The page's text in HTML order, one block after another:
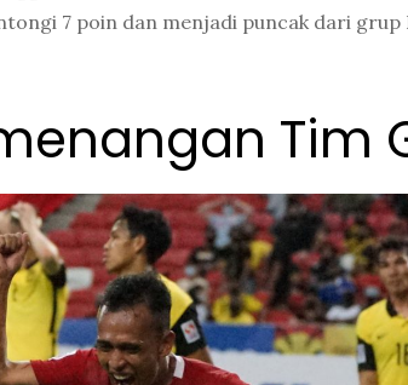
7 poin dan menjadi puncak dari grup
Tim